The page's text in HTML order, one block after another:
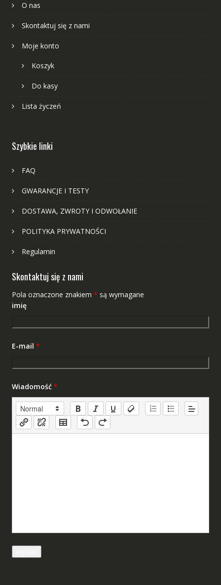
O nas
Skontaktuj się z nami
Moje konto
Koszyk
Do kasy
Lista życzeń
Szybkie linki
FAQ
GWARANCJE I TESTY
DOSTAWA, ZWROTY I ODWOŁANIE
POLITYKA PRYWATNOŚCI
Regulamin
Skontaktuj się z nami
Pola oznaczone znakiem * są wymagane
imię
E-mail *
Wiadomość *